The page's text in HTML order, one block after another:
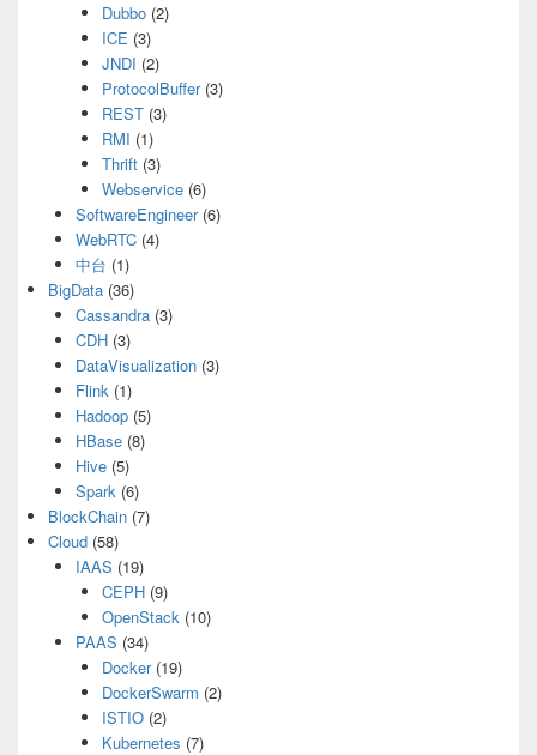
Dubbo (2)
ICE (3)
JNDI (2)
ProtocolBuffer(3)
REST (3)
RMI (1)
Thrift (3)
Webservice (6)
SoftwareEngineer(6)
WebRTC(4)
中台 (1)
BigData (36)
Cassandra(3)
CDH(3)
DataVisualization(3)
Flink(1)
Hadoop(5)
HBase(8)
Hive(5)
Spark(6)
BlockChain (7)
Cloud (58)
IAAS (19)
CEPH (9)
OpenStack (10)
PAAS (34)
Docker(19)
DockerSwarm (2)
ISTIO (2)
Kubernetes (7)